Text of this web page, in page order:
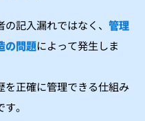
記入漏れではなく、 管理
の問題によって発生しま
を正確に管理できる仕組み
。